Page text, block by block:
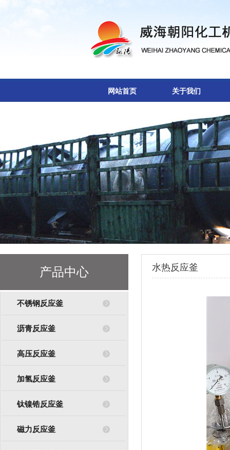
网站首页 关于我们
产品中心
不锈钢反应釜
沥青反应釜
高压反应釜
加氢反应釜
钛镍锆反应釜
磁力反应釜
水热反应釜